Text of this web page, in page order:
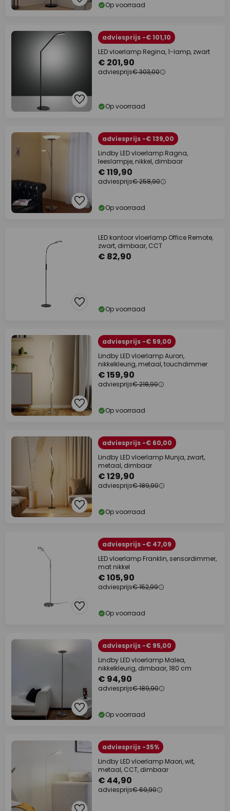
Op voorraad
adviesprijs -€ 101,10
LED vloerlamp Regina, 1-lamp, zwart
€ 201,90
adviesprijs€ 303,00
Op voorraad
adviesprijs -€ 139,00
Lindby LED vloerlamp Ragna,
leeslampje, nikkel, dimbaar
€ 119,90
adviesprijs€ 258,90
Op voorraad
LED kantoor vloerlamp Office Remote,
zwart, dimbaar, CCT
€ 82,90
Op voorraad
adviesprijs -€ 59,00
Lindby LED vloerlamp Auron,
nikkelkleurig, metaal, touchdimmer
€ 159,90
adviesprijs€ 218,90
Op voorraad
adviesprijs -€ 60,00
Lindby LED vloerlamp Munja, zwart,
metaal, dimbaar
€ 129,90
adviesprijs€ 189,90
Op voorraad
adviesprijs -€ 47,09
LED vloerlamp Franklin, sensordimmer,
mat nikkel
€ 105,90
adviesprijs€ 152,99
Op voorraad
adviesprijs -€ 95,00
Lindby LED vloerlamp Malea,
nikkelkleurig, dimbaar, 180 cm
€ 94,90
adviesprijs€ 189,90
Op voorraad
adviesprijs -35%
Lindby LED vloerlamp Maori, wit,
metaal, CCT, dimbaar
€ 44,90
adviesprijs€ 69,90